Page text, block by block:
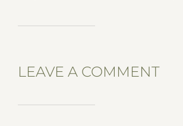
LEAVE A COMMENT